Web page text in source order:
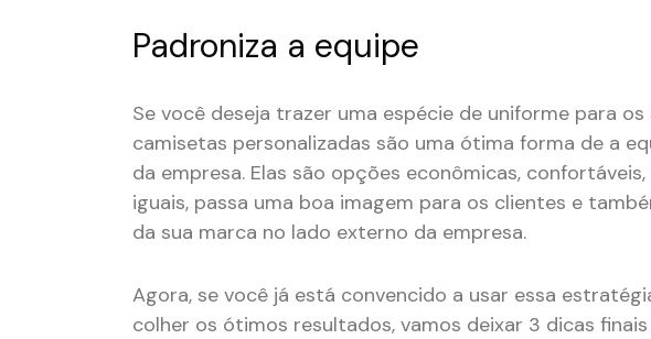
Padroniza a equipe
Se você deseja trazer uma espécie de uniforme para
camisetas personalizadas são uma ótima forma de a
da empresa. Elas são opções econômicas,
iguais, passa uma boa imagem para os clientes e
da sua marca no lado externo da empresa.
Agora, se você já está convencido a usar essa
colher os ótimos resultados, vamos deixar 3 dicas